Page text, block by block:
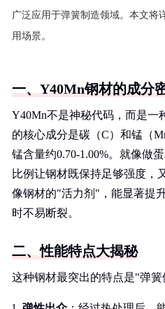
广泛应用于弹簧制造领域。本文将
用场景。
一、Y40Mn钢材的成分
Y40Mn不是神秘代码，而是一
的核心成分是碳（C）和锰（
锰含量约0.70-1.00%。就像做
比例让钢材既保持足够强度，
像钢材的"活力剂"，能显著提
时不易断裂。
二、性能特点大揭秘
这种钢材最突出的特点是"弹簧